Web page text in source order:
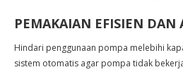
PEMAKAIAN EFISIEN DAN
Hindari penggunaan pompa melebihi
sistem otomatis agar pompa tidak